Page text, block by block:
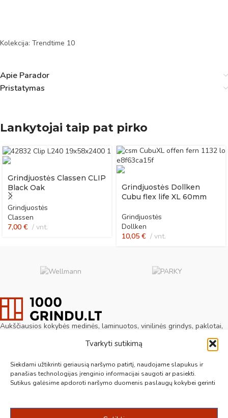
Tvarkyti sutikimą
Siekdami užtikrinti geriausią naršymo patirtį, naudojame slapukus ir
panašias technologijas įrenginio informacijai saugoti ar pasiekti.
Sutikus galėsime apdoroti naršymo duomenis paslaugų kokybei gerinti
Kolekcija: Trendtime 10
Apie Parador
Pristatymas
Lankytojai taip pat pirko
Grindjuostės Classen CLIP
Black Oak
Grindjuostės
Classen
7,00 € vnt.
Grindjuostės Dollken
Cubu flex life XL 60mm
Grindjuostės
Dollken
10,05 € vnt.
Aukščiausios kokybės medinės, laminuotos, vinilinės grindys, paklotai,
kiliminės plytelės, grindjuostės ir kt. originalios bei kokybiškos prekės
+370 687 19789
info@1000grindu.lt